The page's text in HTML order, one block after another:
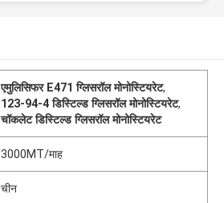
एमुलिसिफर E471 ग्लिसरॉल मोनोस्टियरेट,
123-94-4 डिस्टिल्ड ग्लिसरॉल मोनोस्टियरेट,
चॉकलेट डिस्टिल्ड ग्लिसरॉल मोनोस्टियरेट
3000MT/माह
चीन